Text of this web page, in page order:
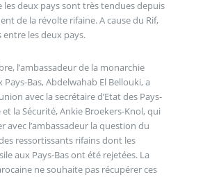
les deux pays sont très tendues depuis
de la révolte rifaine. A cause du Rif,
entre les deux pays.
l’ambassadeur de la monarchie
Bas, Abdelwahab El Bellouki, a
avec la secrétaire d’Etat des Pays-
et la Sécurité, Ankie Broekers-Knol, qui
avec l’ambassadeur la question du
ressortissants rifains dont les
aux Pays-Bas ont été rejetées. La
ne souhaite pas récupérer ces